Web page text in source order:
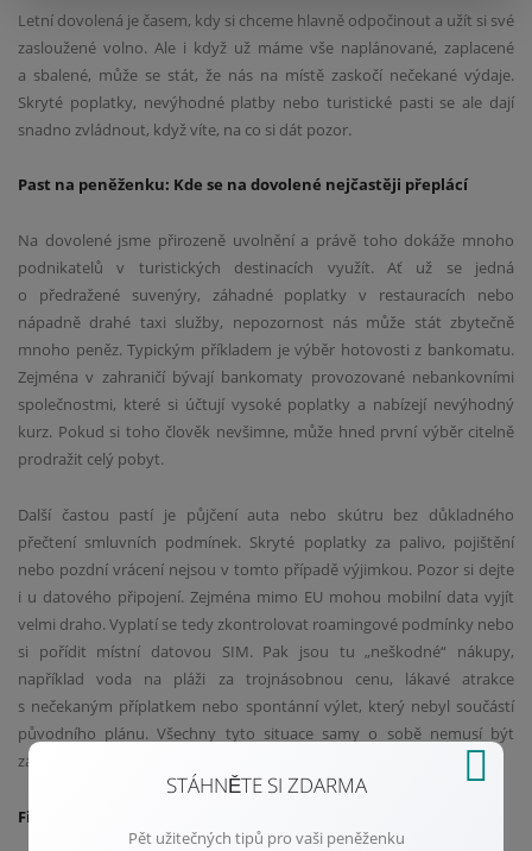
Letní dovolená je časem, kdy si chceme hlavně odpočinout a užít si své
zasloužené volno. Ale i když už máme vše naplánované, zaplacené
a sbalené, může se stát, že nás na místě zaskočí nečekané výdaje.
Skryté poplatky, nevýhodné platby nebo turistické pasti se ale dají
snadno zvládnout, když víte, na co si dát pozor.
Past na peněženku: Kde se na dovolené nejčastěji přeplácí
Na dovolené jsme přirozeně uvolnění a právě toho dokáže mnoho
podnikatelů v turistických destinacích využít. Ať už se jedná
o předražené suvenýry, záhadné poplatky v restauracích nebo
nápadně drahé taxi služby, nepozornost nás může stát zbytečně
mnoho peněz. Typickým příkladem je výběr hotovosti z bankomatu.
Zejména v zahraničí bývají bankomaty provozované nebankovními
společnostmi, které si účtují vysoké poplatky a nabízejí nevýhodný
kurz. Pokud si toho člověk nevšimne, může hned první výběr citelně
prodražit celý pobyt.
Další častou pastí je půjčení auta nebo skútru bez důkladného
přečtení smluvních podmínek. Skryté poplatky za palivo, pojištění
nebo pozdní vrácení nejsou v tomto případě výjimkou. Pozor si dejte
i u datového připojení. Zejména mimo EU mohou mobilní data vyjít
velmi draho. Vyplatí se tedy zkontrolovat roamingové podmínky nebo
si pořídit místní datovou SIM. Pak jsou tu „neškodné“ nákupy,
například voda na pláži za trojnásobnou cenu, lákavé atrakce
s nečekaným příplatkem nebo spontánní výlet, který nebyl součástí
původního plánu. Všechny tyto situace samy o sobě nemusí být
zásadní, ale když se sečtou, mohou dovolenou výrazně prodražit.
Finanční pohoda i na cestách: Jak mít své výdaje pod kontrolou
STÁHNĚTE SI ZDARMA
Pět užitečných tipů pro vaši peněženku